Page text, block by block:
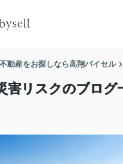
動産をお探しなら高翔バイセル
害リスクのブログ